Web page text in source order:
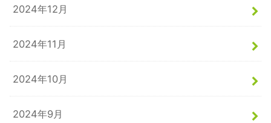
2024年12月
2024年11月
2024年10月
2024年9月